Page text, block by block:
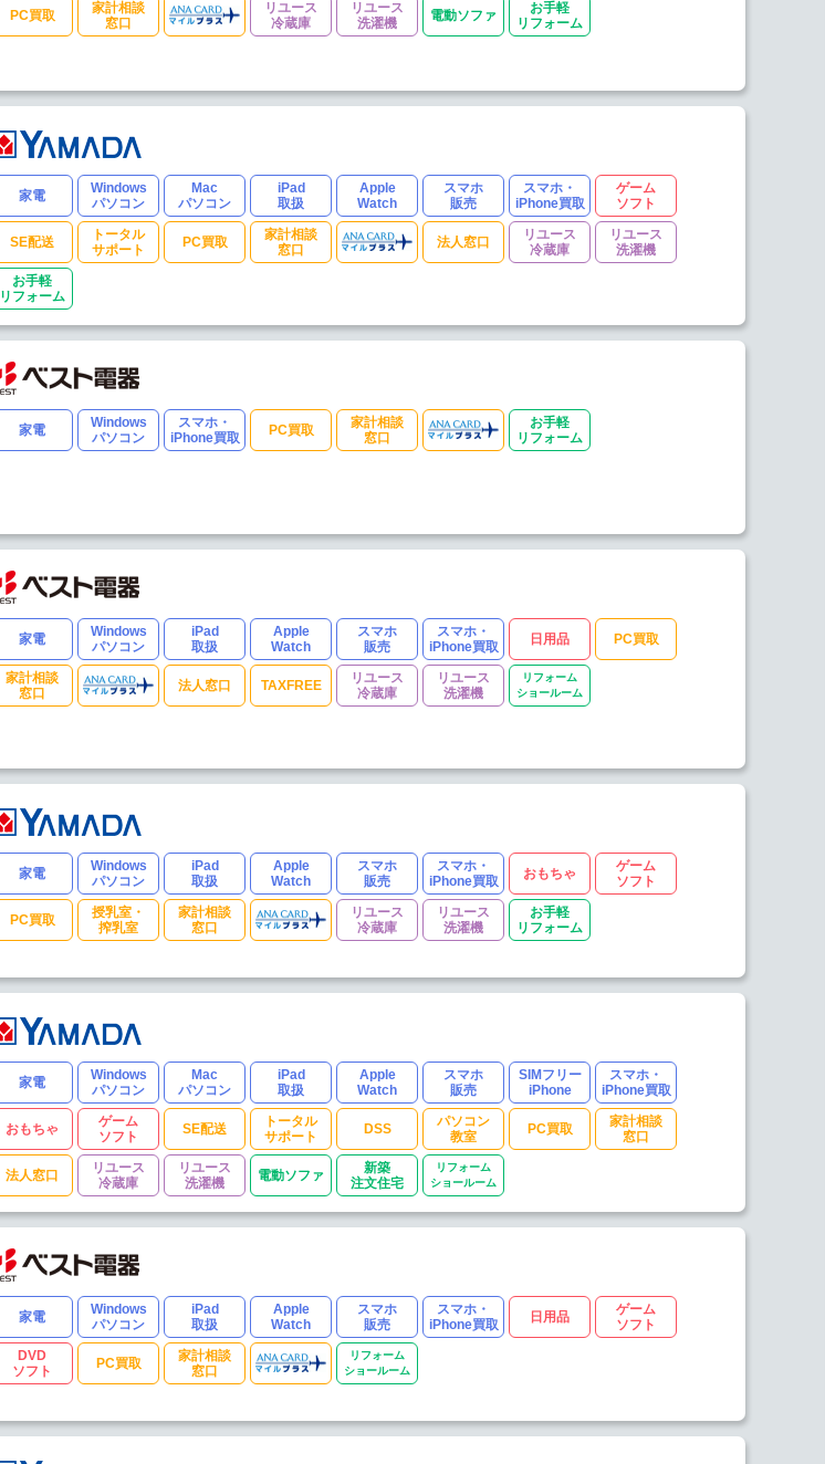
PC買取
家計相談
窓口
リユース
冷蔵庫
リユース
洗濯機
電動ソファ
お手軽
リフォーム
家電
Windows
パソコン
Mac
パソコン
iPad
取扱
Apple
Watch
スマホ
販売
スマホ・
iPhone買取
ゲーム
ソフト
SE配送
トータル
サポート
PC買取
家計相談
窓口
法人窓口
リユース
冷蔵庫
リユース
洗濯機
お手軽
リフォーム
家電
Windows
パソコン
スマホ・
iPhone買取
PC買取
家計相談
窓口
お手軽
リフォーム
家電
Windows
パソコン
iPad
取扱
Apple
Watch
スマホ
販売
スマホ・
iPhone買取
日用品 PC買取
家計相談
窓口
法人窓口 TAXFREE
リユース
冷蔵庫
リユース
洗濯機
リフォーム
ショールーム
家電
Windows
パソコン
iPad
取扱
Apple
Watch
スマホ
販売
スマホ・
iPhone買取
おもちゃ
ゲーム
ソフト
PC買取
授乳室・
搾乳室
家計相談
窓口
リユース
冷蔵庫
リユース
洗濯機
お手軽
リフォーム
家電
Windows
パソコン
Mac
パソコン
iPad
取扱
Apple
Watch
スマホ
販売
SIMフリー
iPhone
スマホ・
iPhone買取
おもちゃ
ゲーム
ソフト
SE配送
トータル
サポート
DSS
パソコン
教室
PC買取
家計相談
窓口
法人窓口
リユース
冷蔵庫
リユース
洗濯機
電動ソファ
新築
注文住宅
リフォーム
ショールーム
家電
Windows
パソコン
iPad
取扱
Apple
Watch
スマホ
販売
スマホ・
iPhone買取
日用品
ゲーム
ソフト
DVD
ソフト
PC買取
家計相談
窓口
リフォーム
ショールーム